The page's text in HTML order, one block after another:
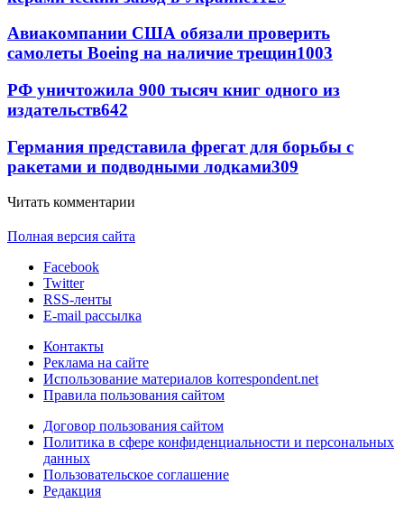
Авиакомпании США обязали проверить
самолеты Boeing на наличие трещин1003
РФ уничтожила 900 тысяч книг одного из
издательств642
Германия представила фрегат для борьбы с
ракетами и подводными лодками309
Читать комментарии
Полная версия сайта
Facebook
Twitter
RSS-ленты
E-mail рассылка
Контакты
Реклама на сайте
Использование материалов korrespondent.net
Правила пользования сайтом
Договор пользования сайтом
Политика в сфере конфиденциальности и персональных
данных
Пользовательское соглашение
Редакция